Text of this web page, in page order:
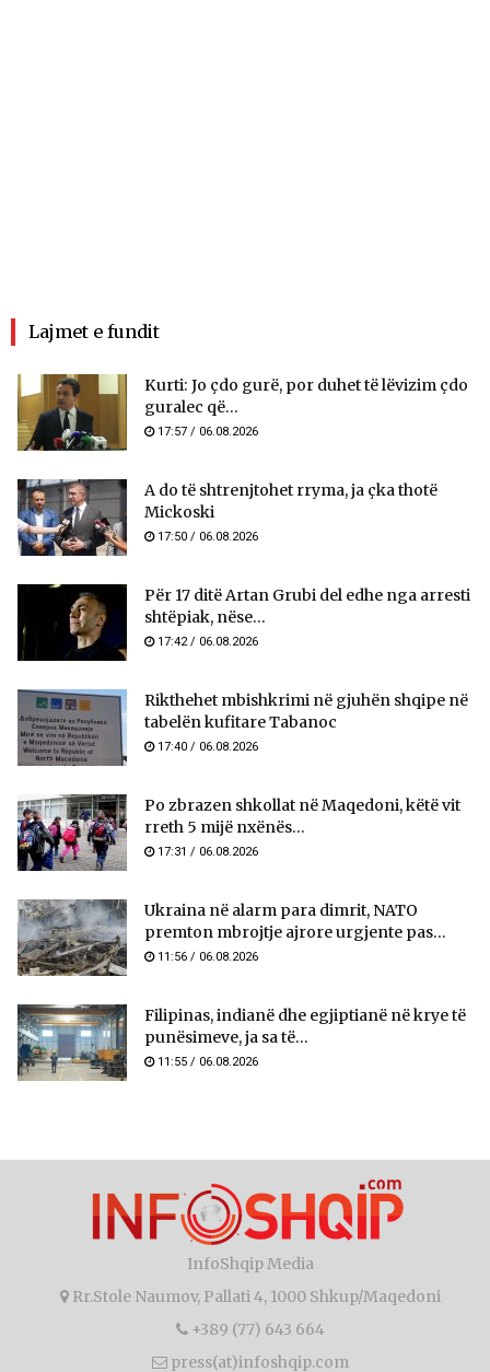
Lajmet e fundit
Kurti: Jo çdo gurë, por duhet të lëvizim çdo
guralec që...
17:57 / 06.08.2026
A do të shtrenjtohet rryma, ja çka thotë
Mickoski
17:50 / 06.08.2026
Për 17 ditë Artan Grubi del edhe nga arresti
shtëpiak, nëse...
17:42 / 06.08.2026
Rikthehet mbishkrimi në gjuhën shqipe në
tabelën kufitare Tabanoc
17:40 / 06.08.2026
Po zbrazen shkollat në Maqedoni, këtë vit
rreth 5 mijë nxënës...
17:31 / 06.08.2026
Ukraina në alarm para dimrit, NATO
premton mbrojtje ajrore urgjente pas...
11:56 / 06.08.2026
Filipinas, indianë dhe egjiptianë në krye të
punësimeve, ja sa të...
11:55 / 06.08.2026
InfoShqip Media
Rr.Stole Naumov, Pallati 4, 1000 Shkup/Maqedoni
+389 (77) 643 664
press(at)infoshqip.com